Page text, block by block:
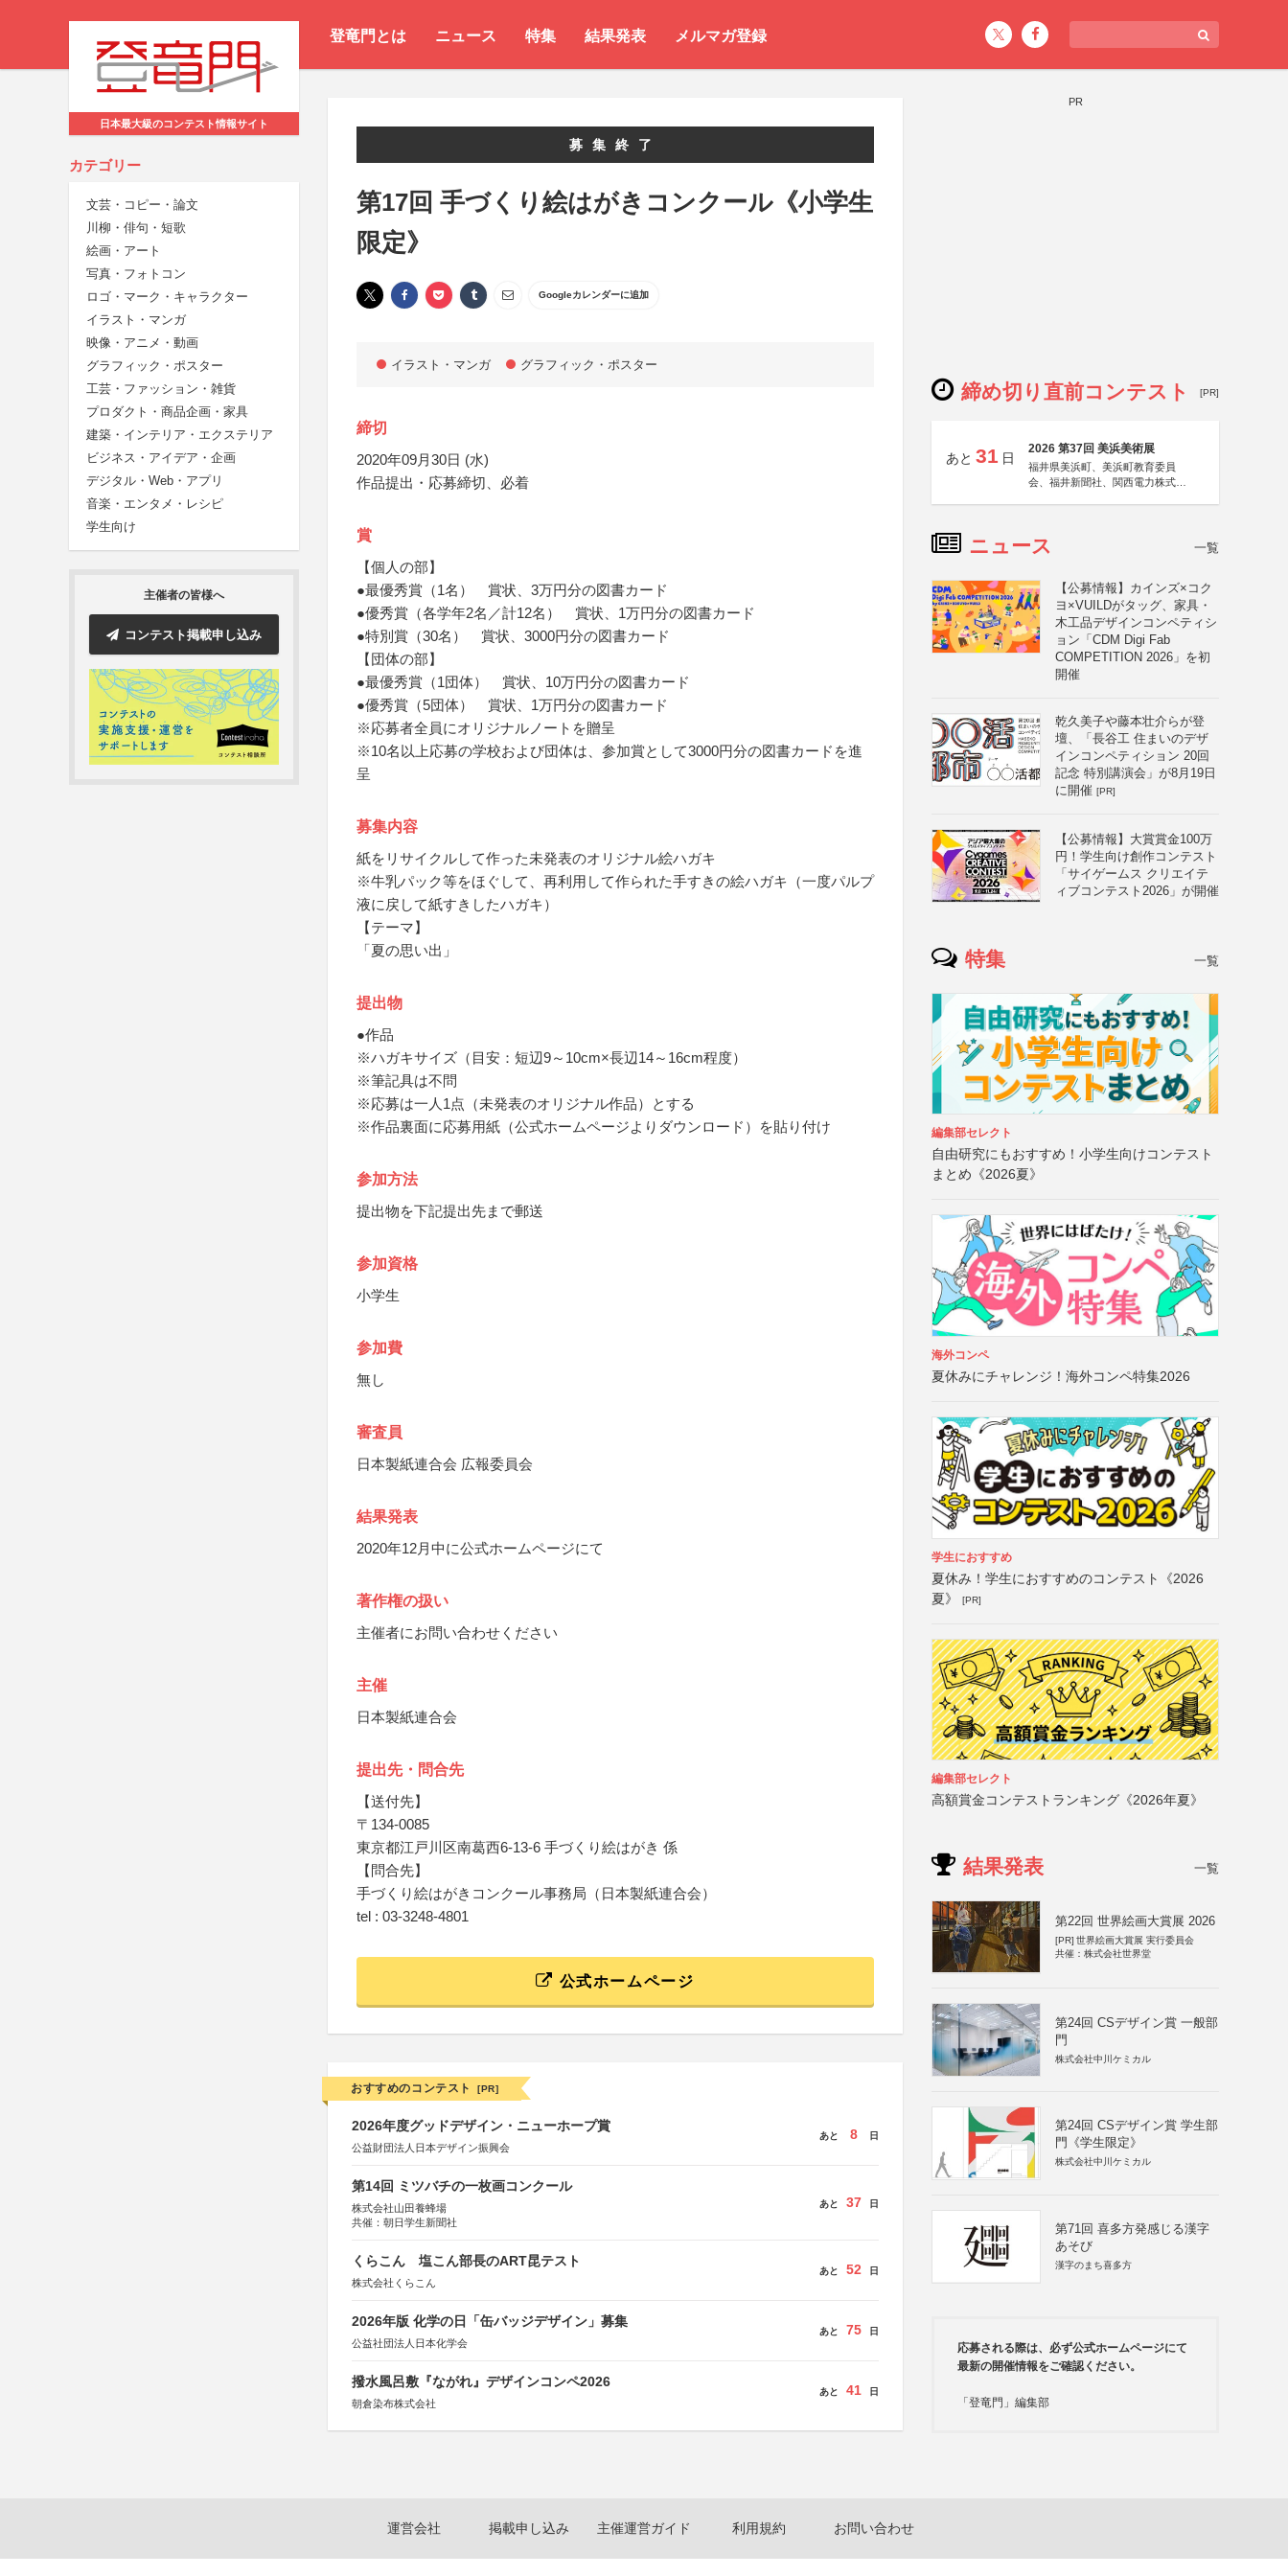
登竜門とは ニュース 特集 結果発表 メルマガ登録
日本最大級のコンテスト情報サイト
カテゴリー
文芸・コピー・論文
川柳・俳句・短歌
絵画・アート
写真・フォトコン
ロゴ・マーク・キャラクター
イラスト・マンガ
映像・アニメ・動画
グラフィック・ポスター
工芸・ファッション・雑貨
プロダクト・商品企画・家具
建築・インテリア・エクステリア
ビジネス・アイデア・企画
デジタル・Web・アプリ
音楽・エンタメ・レシピ
学生向け
主催者の皆様へ
コンテスト掲載申し込み
募集終了
第17回 手づくり絵はがきコンクール《小学生
限定》
Googleカレンダーに追加
イラスト・マンガ グラフィック・ポスター
締切
2020年09月30日 (水)
作品提出・応募締切、必着
賞
【個人の部】
●最優秀賞（1名） 賞状、3万円分の図書カード
●優秀賞（各学年2名／計12名） 賞状、1万円分の図書カード
●特別賞（30名） 賞状、3000円分の図書カード
【団体の部】
●最優秀賞（1団体） 賞状、10万円分の図書カード
●優秀賞（5団体） 賞状、1万円分の図書カード
※応募者全員にオリジナルノートを贈呈
※10名以上応募の学校および団体は、参加賞として3000円分の図書カードを進
呈
募集内容
紙をリサイクルして作った未発表のオリジナル絵ハガキ
※牛乳パック等をほぐして、再利用して作られた手すきの絵ハガキ（一度パルプ
液に戻して紙すきしたハガキ）
【テーマ】
「夏の思い出」
提出物
●作品
※ハガキサイズ（目安：短辺9～10cm×長辺14～16cm程度）
※筆記具は不問
※応募は一人1点（未発表のオリジナル作品）とする
※作品裏面に応募用紙（公式ホームページよりダウンロード）を貼り付け
参加方法
提出物を下記提出先まで郵送
参加資格
小学生
参加費
無し
審査員
日本製紙連合会 広報委員会
結果発表
2020年12月中に公式ホームページにて
著作権の扱い
主催者にお問い合わせください
主催
日本製紙連合会
提出先・問合先
【送付先】
〒134-0085
東京都江戸川区南葛西6-13-6 手づくり絵はがき 係
【問合先】
手づくり絵はがきコンクール事務局（日本製紙連合会）
tel : 03-3248-4801
公式ホームページ
おすすめのコンテスト [PR]
2026年度グッドデザイン・ニューホープ賞
公益財団法人日本デザイン振興会
あと 8 日
第14回 ミツバチの一枚画コンクール
株式会社山田養蜂場
共催：朝日学生新聞社
あと 37 日
くらこん 塩こん部長のART昆テスト
株式会社くらこん
あと 52 日
2026年版 化学の日「缶バッジデザイン」募集
公益社団法人日本化学会
あと 75 日
撥水風呂敷『ながれ』デザインコンペ2026
朝倉染布株式会社
あと 41 日
PR
締め切り直前コンテスト [PR]
あと 31 日
2026 第37回 美浜美術展
福井県美浜町、美浜町教育委員
会、福井新聞社、関西電力株式会
ニュース 一覧
【公募情報】カインズ×コク
ヨ×VUILDがタッグ、家具・
木工品デザインコンペティシ
ョン「CDM Digi Fab
COMPETITION 2026」を初
開催
乾久美子や藤本壮介らが登
壇、「長谷工 住まいのデザ
インコンペティション 20回
記念 特別講演会」が8月19日
に開催 [PR]
【公募情報】大賞賞金100万
円！学生向け創作コンテスト
「サイゲームス クリエイテ
ィブコンテスト2026」が開催
特集 一覧
編集部セレクト
自由研究にもおすすめ！小学生向けコンテスト
まとめ《2026夏》
海外コンペ
夏休みにチャレンジ！海外コンペ特集2026
学生におすすめ
夏休み！学生におすすめのコンテスト《2026
夏》
[PR]
編集部セレクト
高額賞金コンテストランキング《2026年夏》
結果発表 一覧
第22回 世界絵画大賞展 2026
[PR] 世界絵画大賞展 実行委員会
共催：株式会社世界堂
第24回 CSデザイン賞 一般部
門
株式会社中川ケミカル
第24回 CSデザイン賞 学生部
門《学生限定》
株式会社中川ケミカル
第71回 喜多方発感じる漢字
あそび
漢字のまち喜多方
応募される際は、必ず公式ホームページにて
最新の開催情報をご確認ください。
「登竜門」編集部
運営会社 掲載申し込み 主催運営ガイド 利用規約 お問い合わせ